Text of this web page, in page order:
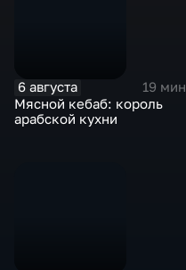
6 августа
19 мин
Мясной кебаб: король
арабской кухни